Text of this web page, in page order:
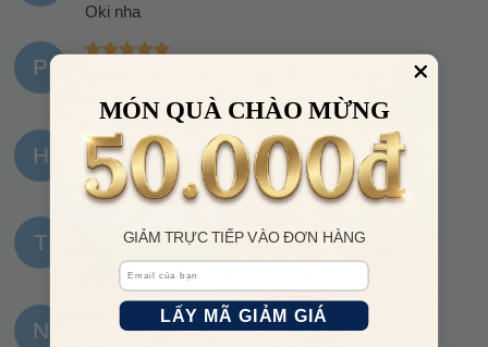
Oki nha
P
Xịn xò gì đâu ý….. lần đầu mua hàng mà ưng quá
H Hà trang
12:08, 25/07/2026
Đợt này sale gì ko shop ơi, nhiều mẫu đẹp quá
T
08:51, 25/07/2026
Nhận hàng vẫn giữ form chuẩn ko bị bóp méo
N
MÓN QUÀ CHÀO MỪNG
GIẢM TRỰC TIẾP VÀO ĐƠN HÀNG
Email
LẤY MÃ GIẢM GIÁ